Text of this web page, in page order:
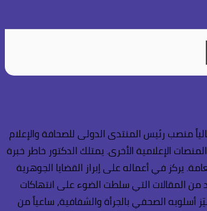
منصب رئيس المنتدى الدولى للصحافة والإعلام
الإعلامية الأخرى. يمتلك الدكتور خاطر خبرة
يركز في أعماله على إبراز القضايا الجوهرية
من المقالات التي سلطت الضوء على انتهاكات
أسلوبه الصحفي بالجرأة والشفافية، ساعياً من